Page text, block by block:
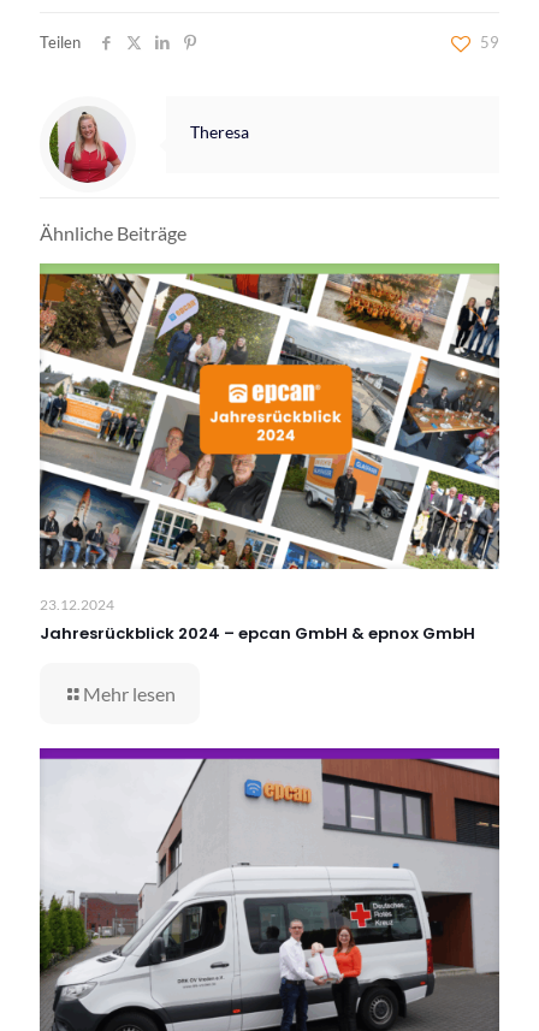
Teilen 59
Theresa
Ähnliche Beiträge
23.12.2024
Jahresrückblick 2024 – epcan GmbH & epnox GmbH
Mehr lesen